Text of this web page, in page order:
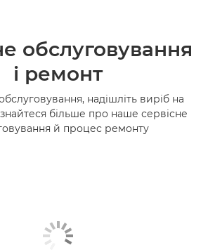
обслуговування
і ремонт
надішліть виріб на
більше про наше сервісне
й процес ремонту